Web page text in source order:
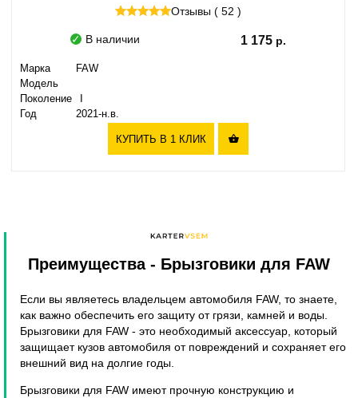
Отзывы ( 52 )
В наличии 1 175
Марка
FAW
Модель
Поколение
Год
2021-н.в.
КУПИТЬ В 1 КЛИК 
Преимущества- Брызговики для FAW
Если вы являетесь владельцем автомобиля FAW, то знаете,
как важно обеспечить его защиту от грязи, камней и воды.
Брызговики для FAW - это необходимый аксессуар, который
защищает кузов автомобиля от повреждений и сохраняет его
внешний вид на долгие годы.
Брызговики для FAW имеют прочную конструкцию и